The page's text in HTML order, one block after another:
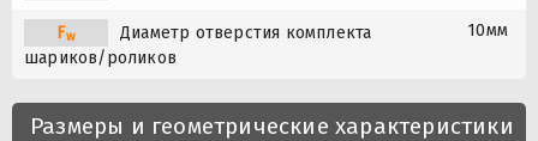
Fw
Диаметр отверстия комплекта
шариков/роликов
10мм
Размеры и геометрические характеристики